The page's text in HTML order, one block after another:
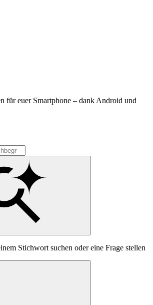
für euer Smartphone – dank Android und
Stichwort suchen oder eine Frage stellen